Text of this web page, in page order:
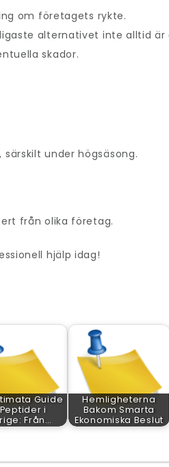
om företagets rykte.
alternativet inte alltid är
skador.
under högsäsong.
från olika företag.
hjälp idag!
Guide
i
Från…
Hemligheterna
Bakom Smarta
Ekonomiska Beslut